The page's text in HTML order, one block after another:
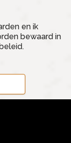
en ik
bewaard in